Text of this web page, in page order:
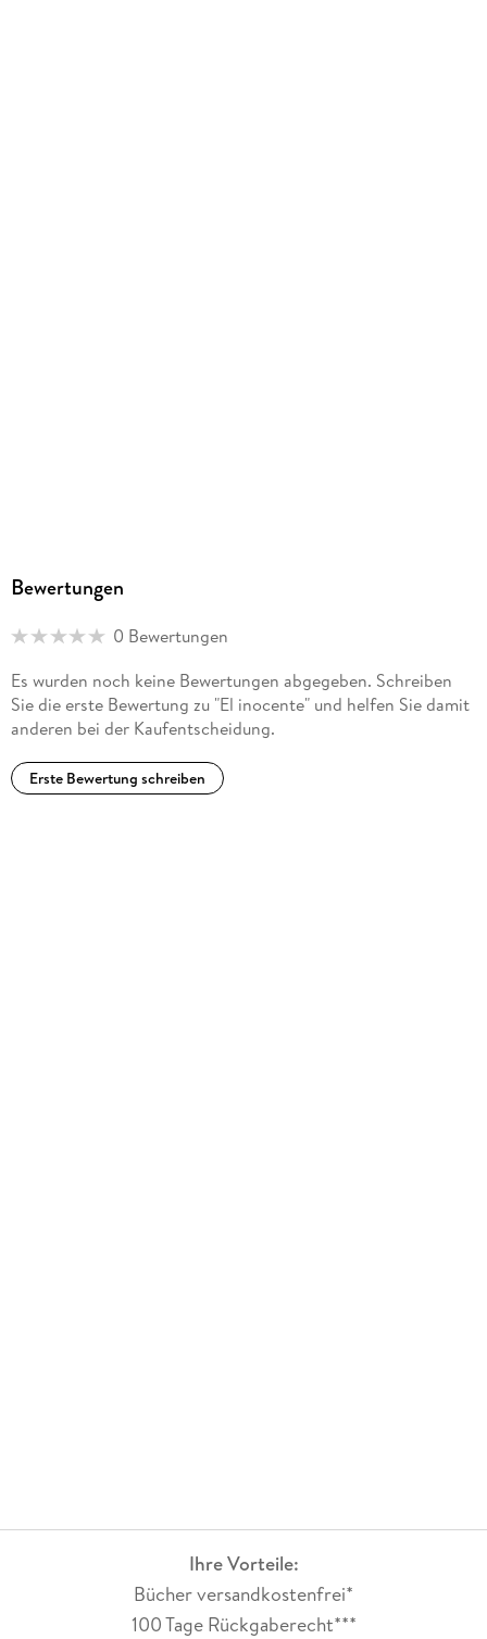
Bewertungen
0 Bewertungen
Es wurden noch keine Bewertungen abgegeben. Schreiben
Sie die erste Bewertung zu "El inocente" und helfen Sie damit
anderen bei der Kaufentscheidung.
Erste Bewertung schreiben
Ihre Vorteile:
Bücher versandkostenfrei*
100 Tage Rückgaberecht***